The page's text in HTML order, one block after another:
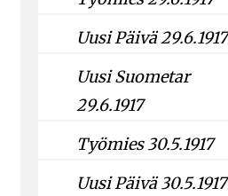
Uusi Päivä 29.6.1917
Uusi Suometar
29.6.1917
Työmies 30.5.1917
Uusi Päivä 30.5.1917